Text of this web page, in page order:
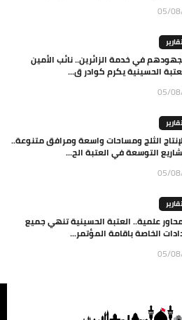
05/
في خدمة الزائرين.. نائب الأمين
الحسينية يكرم كوادر ق...
05/
الثلج ومساحات واسعة ومرافق متنوعة..
التوسعة في العتبة الح...
05/
علمية.. العتبة الحسينية تنهي جميع
الخاصة باقامة المؤتمر...
05/